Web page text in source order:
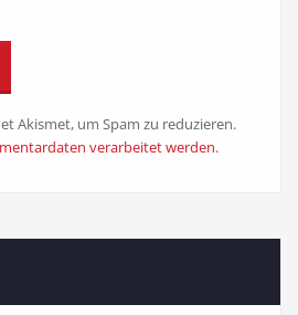
Akismet, um Spam zu reduzieren.
verarbeitet werden.